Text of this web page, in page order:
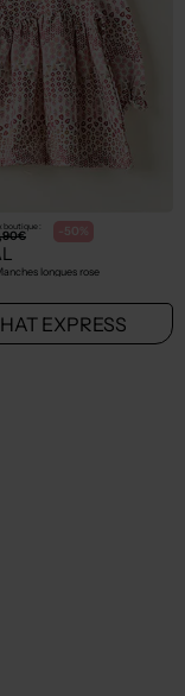
boutique : -50%
longues rose
EXPRESS